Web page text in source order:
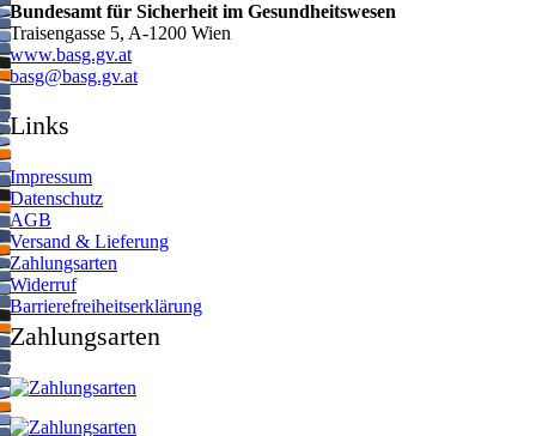
Bundesamt für Sicherheit im Gesundheitswesen
Traisengasse 5, A-1200 Wien
www.basg.gv.at
ta.vg.gsab@gsab
Links
Impressum
Datenschutz
AGB
Versand & Lieferung
Zahlungsarten
Widerruf
Barrierefreiheitserklärung
Zahlungsarten